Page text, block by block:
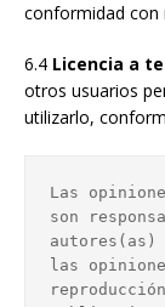
conformidad con
6.4 Licencia a
otros usuarios
utilizarlo,
Las
son
autores(as)
las